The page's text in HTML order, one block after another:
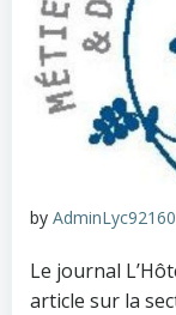
by AdminLyc92160
Le journal
article sur la